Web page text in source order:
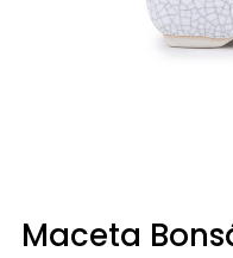
Maceta